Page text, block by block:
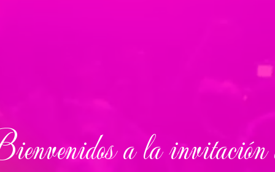
a la invitación